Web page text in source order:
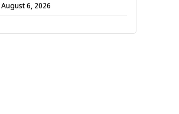
August 6, 2026